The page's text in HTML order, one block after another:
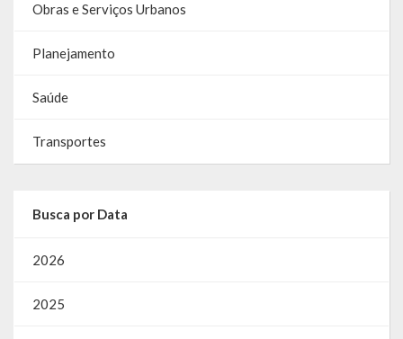
Obras e Serviços Urbanos
Planejamento
Saúde
Transportes
Busca por Data
2026
2025